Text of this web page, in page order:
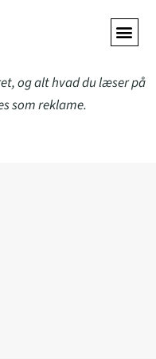
og alt hvad du læser på
som reklame.